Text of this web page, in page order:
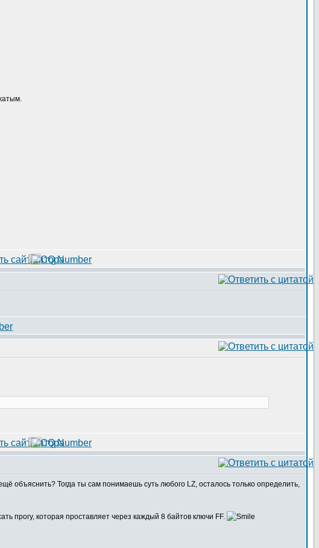
объяснить? Тогда ты сам понимаешь суть любого LZ, осталось только определить,
прогу, которая проставляет через каждый 8 байтов ключи FF.